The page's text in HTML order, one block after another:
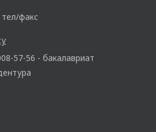
тел/факс
57-56 - бакалавриат